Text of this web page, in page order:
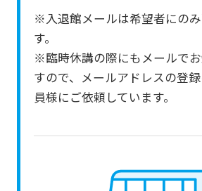
※入退館メールは希望者にの
す。
※臨時休講の際にもメールで
すので、メールアドレスの登
員様にご依頼しています。
ask
that
fully
this